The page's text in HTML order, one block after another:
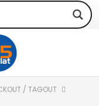
/ TAGOUT